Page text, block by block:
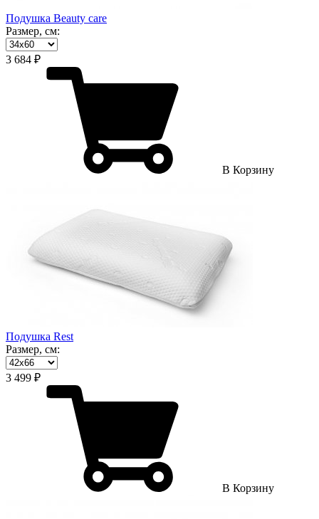
Подушка Beauty care
Размер, см:
3 684 ₽
В Корзину
Подушка Rest
Размер, см:
3 499 ₽
В Корзину